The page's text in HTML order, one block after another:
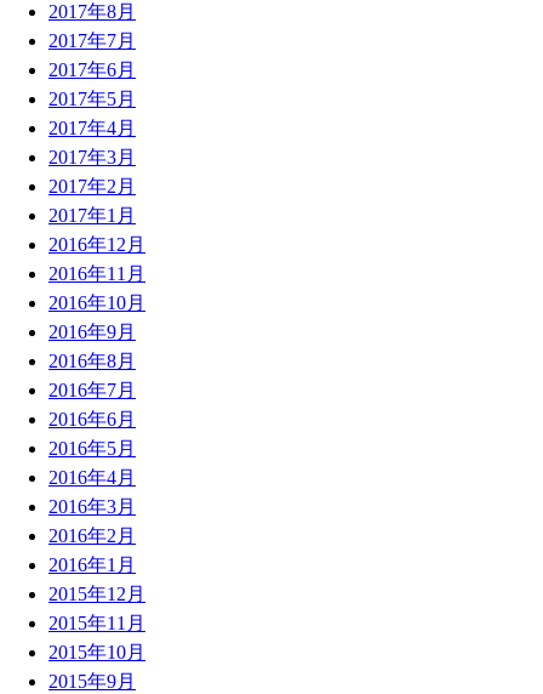
2017年8月
2017年7月
2017年6月
2017年5月
2017年4月
2017年3月
2017年2月
2017年1月
2016年12月
2016年11月
2016年10月
2016年9月
2016年8月
2016年7月
2016年6月
2016年5月
2016年4月
2016年3月
2016年2月
2016年1月
2015年12月
2015年11月
2015年10月
2015年9月